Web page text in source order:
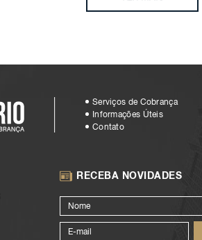
Serviços de Cobrança
Informações Úteis
Contato
RECEBA NOVIDADES